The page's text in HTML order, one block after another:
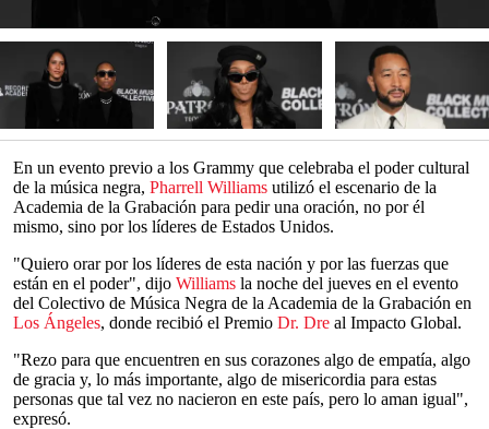
En un evento previo a los Grammy que celebraba el poder cultural
de la música negra, Pharrell Williams utilizó el escenario de la
Academia de la Grabación para pedir una oración, no por él
mismo, sino por los líderes de Estados Unidos.
"Quiero orar por los líderes de esta nación y por las fuerzas que
están en el poder", dijo Williams la noche del jueves en el evento
del Colectivo de Música Negra de la Academia de la Grabación en
Los Ángeles, donde recibió el Premio Dr. Dre al Impacto Global.
"Rezo para que encuentren en sus corazones algo de empatía, algo
de gracia y, lo más importante, algo de misericordia para estas
personas que tal vez no nacieron en este país, pero lo aman igual",
expresó.